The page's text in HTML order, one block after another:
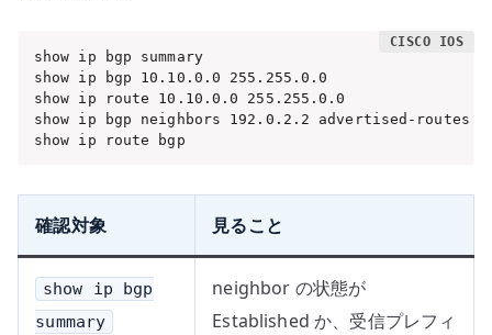
show ip bgp summary
show ip bgp 10.10.0.0 255.255.0.0
show ip route 10.10.0.0 255.255.0.0
show ip bgp neighbors 192.0.2.2 advertised-routes
show ip route bgp
確認対象 見ること
show ip bgp
summary
neighbor の状態が
Established か、受信プレフィ